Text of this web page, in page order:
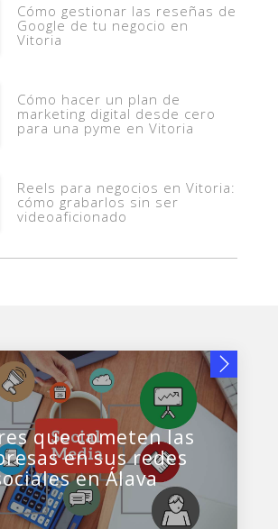
Cómo gestionar las reseñas de
Google de tu negocio en
Vitoria
Cómo hacer un plan de
marketing digital desde cero
para una pyme en Vitoria
Reels para negocios en Vitoria:
cómo grabarlos sin ser
videoaficionado
que cometen las
en sus redes
en Álava